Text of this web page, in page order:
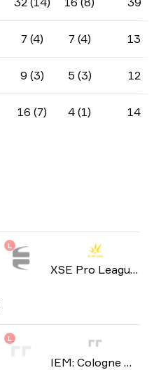
7 (4) 7 (4) 13
9 (3) 5 (3) 12
16 (7) 4 (1) 14
L
XSE Pro League 2026
L
IEM: Cologne Major 2026